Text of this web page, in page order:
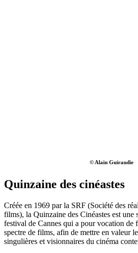
© Alain Guiraudie
Quinzaine des cinéastes
Créée en 1969 par la SRF (Société des
films), la Quinzaine des Cinéastes est une
festival de Cannes qui a pour vocation de
spectre de films, afin de mettre en valeur
singulières et visionnaires du cinéma